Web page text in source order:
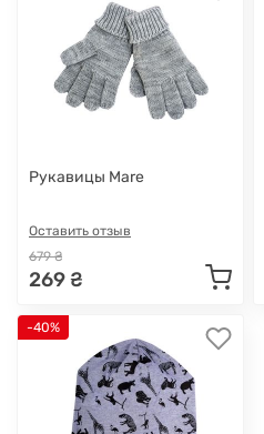
Рукавицы Mare
Оставить отзыв
679 ₴
269 ₴
-40%